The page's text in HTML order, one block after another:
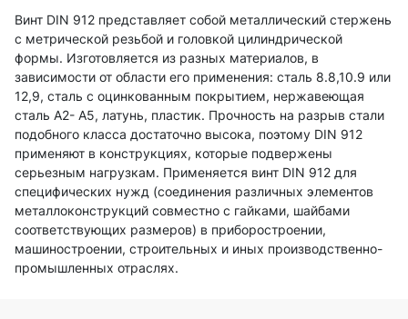
Винт DIN 912 представляет собой металлический стержень
с метрической резьбой и головкой цилиндрической
формы. Изготовляется из разных материалов, в
зависимости от области его применения: сталь 8.8,10.9 или
12,9, сталь с оцинкованным покрытием, нержавеющая
сталь А2- А5, латунь, пластик. Прочность на разрыв стали
подобного класса достаточно высока, поэтому DIN 912
применяют в конструкциях, которые подвержены
серьезным нагрузкам. Применяется винт DIN 912 для
специфических нужд (соединения различных элементов
металлоконструкций совместно с гайками, шайбами
соответствующих размеров) в приборостроении,
машиностроении, строительных и иных производственно-
промышленных отраслях.